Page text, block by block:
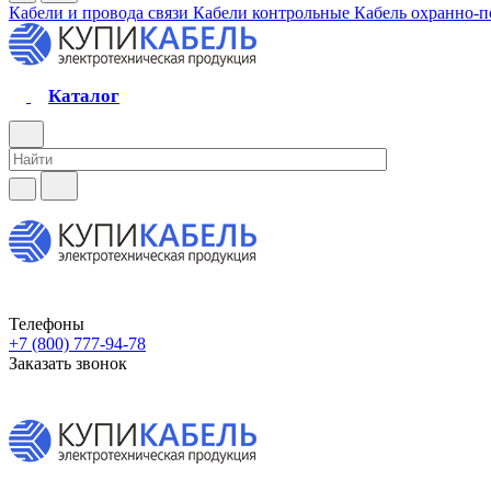
Кабели и провода связи Кабели контрольные Кабель охранно-
Каталог
Телефоны
+7 (800) 777-94-78
Заказать звонок